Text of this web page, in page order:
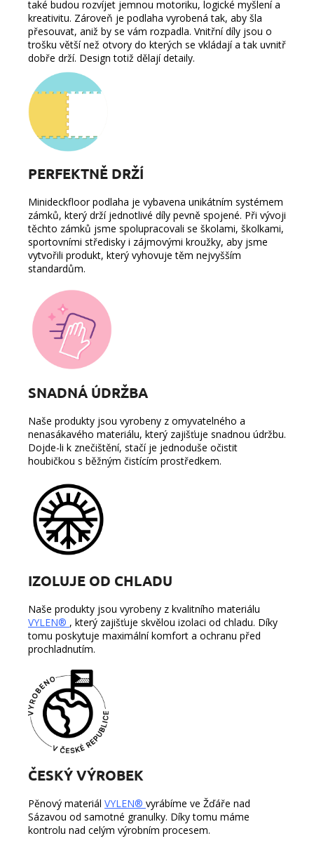
také budou rozvíjet jemnou motoriku, logické myšlení a
kreativitu. Zároveň je podlaha vyrobená tak, aby šla
přesouvat, aniž by se vám rozpadla. Vnitřní díly jsou o
trošku větší než otvory do kterých se vkládají a tak uvnitř
dobře drží. Design totiž dělají detaily.
PERFEKTNĚ DRŽÍ
Minideckfloor podlaha je vybavena unikátním systémem
zámků, který drží jednotlivé díly pevně spojené. Při vývoji
těchto zámků jsme spolupracovali se školami, školkami,
sportovními středisky i zájmovými kroužky, aby jsme
vytvořili produkt, který vyhovuje těm nejvyšším
standardům.
SNADNÁ ÚDRŽBA
Naše produkty jsou vyrobeny z omyvatelného a
nenasákavého materiálu, který zajišťuje snadnou údržbu.
Dojde-li k znečištění, stačí je jednoduše očistit
houbičkou s běžným čistícím prostředkem.
IZOLUJE OD CHLADU
Naše produkty jsou vyrobeny z kvalitního materiálu
VYLEN® , který zajišťuje skvělou izolaci od chladu. Díky
tomu poskytuje maximální komfort a ochranu před
prochladnutím.
ČESKÝ VÝROBEK
Pěnový materiál VYLEN® vyrábíme ve Žďáře nad
Sázavou od samotné granulky. Díky tomu máme
kontrolu nad celým výrobním procesem.